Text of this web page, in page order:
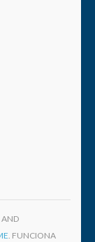
AND
. FUNCIONA